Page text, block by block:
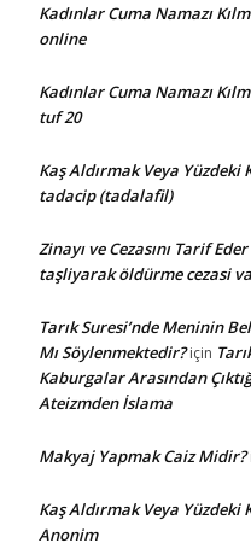
Kadınlar Cuma Namazı
online
Kadınlar Cuma Namazı
tuf 20
Kaş Aldırmak Veya Yüzdeki
tadacip (tadalafil)
Zinayı ve Cezasını Tarif
taşliyarak öldürme cezasi
Tarık Suresi’nde Meninin
Mı Söylenmektedir?için
Kaburgalar Arasından
Ateizmden İslama
Makyaj Yapmak Caiz Midir?
Kaş Aldırmak Veya Yüzdeki
Anonim